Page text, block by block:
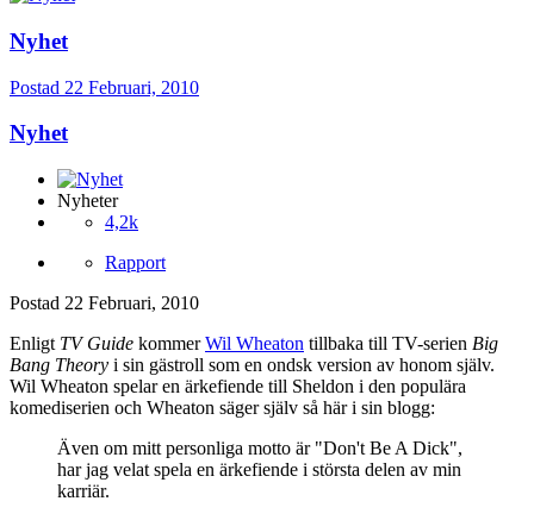
Nyhet
Postad 22 Februari, 2010
Nyhet
Nyheter
4,2k
Rapport
Postad 22 Februari, 2010
Enligt TV Guide kommerWil Wheaton tillbaka till TV-serien Big
Bang Theory i sin gästroll som en ondsk version av honom själv.
Wil Wheaton spelar en ärkefiende till Sheldon i den populära
komediserien och Wheaton säger själv så här i sin blogg:
Även om mitt personliga motto är "Don't Be A Dick",
har jag velat spela en ärkefiende i största delen av min
karriär.